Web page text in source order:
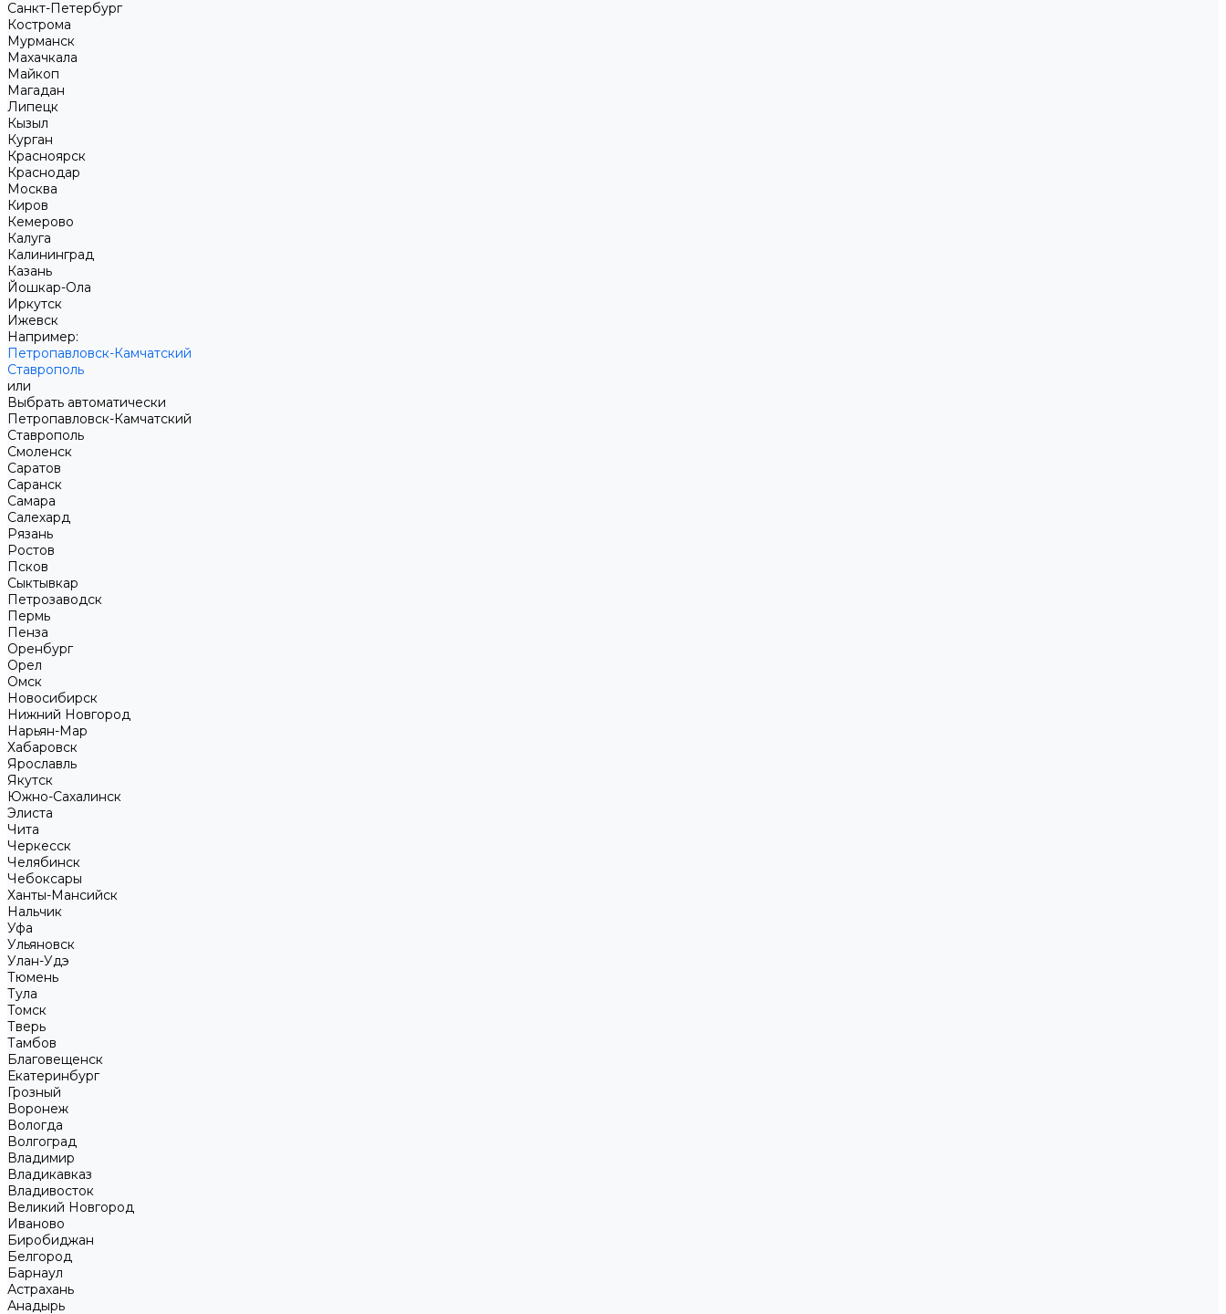
Санкт-Петербург
Кострома
Мурманск
Махачкала
Майкоп
Магадан
Липецк
Кызыл
Курган
Красноярск
Краснодар
Москва
Киров
Кемерово
Калуга
Калининград
Казань
Йошкар-Ола
Иркутск
Ижевск
Например:
Петропавловск-Камчатский
Ставрополь
или
Выбрать автоматически
Петропавловск-Камчатский
Ставрополь
Смоленск
Саратов
Саранск
Самара
Салехард
Рязань
Ростов
Псков
Сыктывкар
Петрозаводск
Пермь
Пенза
Оренбург
Орел
Омск
Новосибирск
Нижний Новгород
Нарьян-Мар
Хабаровск
Ярославль
Якутск
Южно-Сахалинск
Элиста
Чита
Черкесск
Челябинск
Чебоксары
Ханты-Мансийск
Нальчик
Уфа
Ульяновск
Улан-Удэ
Тюмень
Тула
Томск
Тверь
Тамбов
Благовещенск
Екатеринбург
Грозный
Воронеж
Вологда
Волгоград
Владимир
Владикавказ
Владивосток
Великий Новгород
Иваново
Биробиджан
Белгород
Барнаул
Астрахань
Анадырь